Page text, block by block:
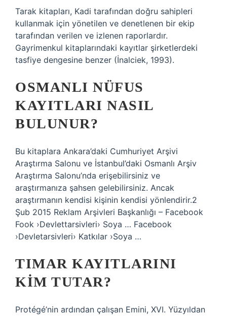
Tarak kitapları, Kadi tarafından doğru sahipleri
kullanmak için yönetilen ve denetlenen bir ekip
tarafından verilen ve izlenen raporlardır.
Gayrimenkul kitaplarındaki kayıtlar şirketlerdeki
tasfiye dengesine benzer (İnalciek, 1993).
OSMANLI NÜFUS
KAYITLARI NASIL
BULUNUR?
Bu kitaplara Ankara’daki Cumhuriyet Arşivi
Araştırma Salonu ve İstanbul’daki Osmanlı Arşiv
Araştırma Salonu’nda erişebilirsiniz ve
araştırmanıza şahsen gelebilirsiniz. Ancak
araştırmanın kendisi kişinin kendisi yönlendirir.2
Şub 2015 Reklam Arşivleri Başkanlığı – Facebook
Fook ›Devlettarsivleri› Soya … Facebook
›Devletarsivleri› Katkılar ›Soya …
TIMAR KAYITLARINI
KIM TUTAR?
Protégé’nin ardından çalışan Emini, XVI. Yüzyıldan